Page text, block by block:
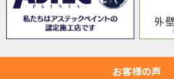
お客様の声